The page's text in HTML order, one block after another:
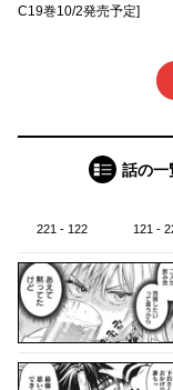
C19巻10/2発売予定]
話の一
221 - 122 121 -